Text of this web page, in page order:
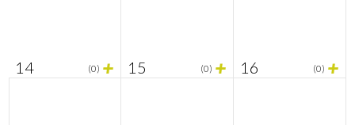
14 (0) + 15 (0) + 16 (0) +